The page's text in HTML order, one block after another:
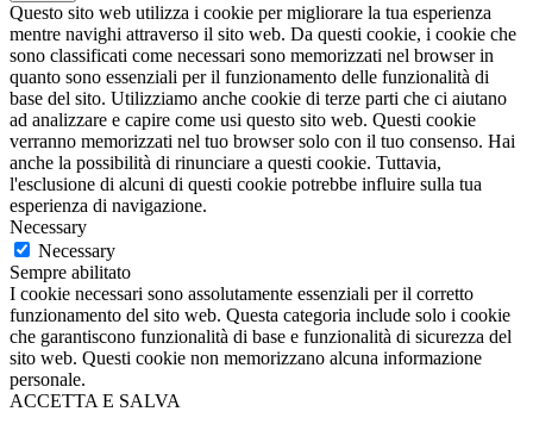
Questo sito web utilizza i cookie per migliorare la tua esperienza
mentre navighi attraverso il sito web. Da questi cookie, i cookie che
sono classificati come necessari sono memorizzati nel browser in
quanto sono essenziali per il funzionamento delle funzionalità di
base del sito. Utilizziamo anche cookie di terze parti che ci aiutano
ad analizzare e capire come usi questo sito web. Questi cookie
verranno memorizzati nel tuo browser solo con il tuo consenso. Hai
anche la possibilità di rinunciare a questi cookie. Tuttavia,
l'esclusione di alcuni di questi cookie potrebbe influire sulla tua
esperienza di navigazione.
Necessary
Necessary
Sempre abilitato
I cookie necessari sono assolutamente essenziali per il corretto
funzionamento del sito web. Questa categoria include solo i cookie
che garantiscono funzionalità di base e funzionalità di sicurezza del
sito web. Questi cookie non memorizzano alcuna informazione
personale.
ACCETTA E SALVA